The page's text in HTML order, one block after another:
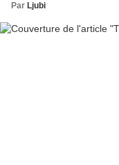
Par Ljubi